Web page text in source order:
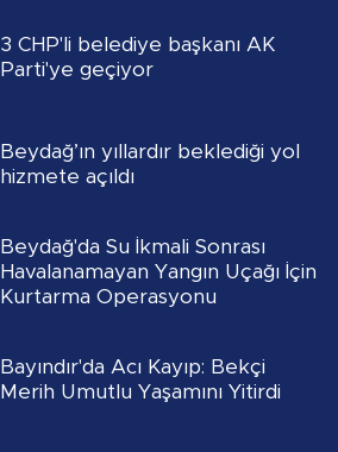
3 CHP'li belediye başkanı AK
Parti'ye geçiyor
Beydağ’ın yıllardır beklediği yol
hizmete açıldı
Beydağ'da Su İkmali Sonrası
Havalanamayan Yangın Uçağı İçin
Kurtarma Operasyonu
Bayındır'da Acı Kayıp: Bekçi
Merih Umutlu Yaşamını Yitirdi